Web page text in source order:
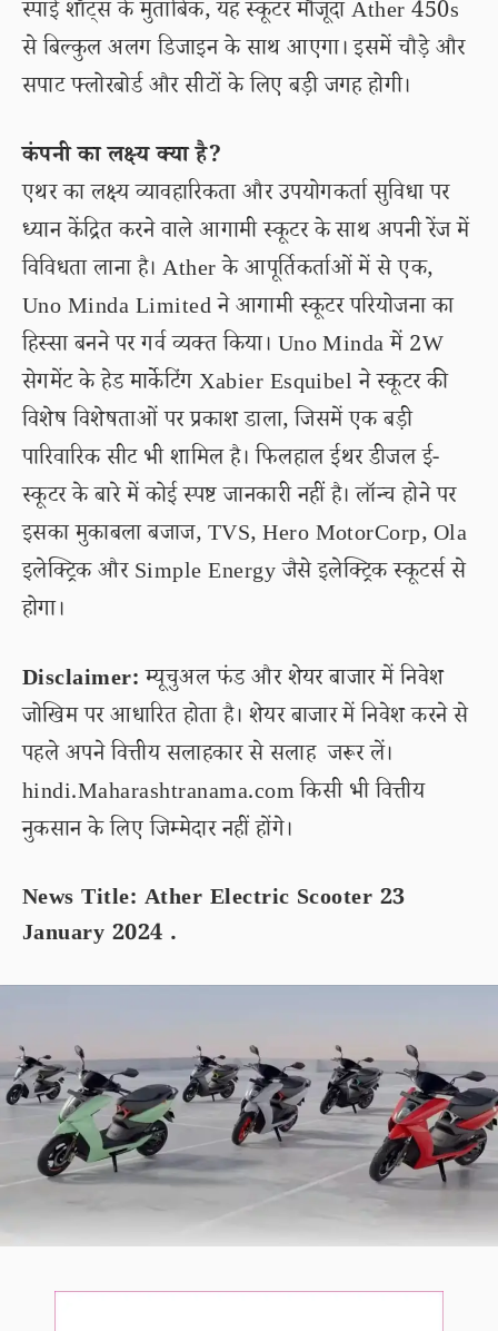
स्पाई शॉट्स के मुताबिक, यह स्कूटर मौजूदा Ather 450s
से बिल्कुल अलग डिजाइन के साथ आएगा। इसमें चौड़े और
सपाट फ्लोरबोर्ड और सीटों के लिए बड़ी जगह होगी।
कंपनी का लक्ष्य क्या है?
एथर का लक्ष्य व्यावहारिकता और उपयोगकर्ता सुविधा पर
ध्यान केंद्रित करने वाले आगामी स्कूटर के साथ अपनी रेंज में
विविधता लाना है। Ather के आपूर्तिकर्ताओं में से एक,
Uno Minda Limited ने आगामी स्कूटर परियोजना का
हिस्सा बनने पर गर्व व्यक्त किया। Uno Minda में 2W
सेगमेंट के हेड मार्केटिंग Xabier Esquibel ने स्कूटर की
विशेष विशेषताओं पर प्रकाश डाला, जिसमें एक बड़ी
पारिवारिक सीट भी शामिल है। फिलहाल ईथर डीजल ई-
स्कूटर के बारे में कोई स्पष्ट जानकारी नहीं है। लॉन्च होने पर
इसका मुकाबला बजाज, TVS, Hero MotorCorp, Ola
इलेक्ट्रिक और Simple Energy जैसे इलेक्ट्रिक स्कूटर्स से
होगा।
Disclaimer:म्यूचुअल फंड और शेयर बाजार में निवेश
जोखिम पर आधारित होता है। शेयर बाजार में निवेश करने से
पहले अपने वित्तीय सलाहकार से सलाह जरूर लें।
hindi.Maharashtranama.com किसी भी वित्तीय
नुकसान के लिए जिम्मेदार नहीं होंगे।
News Title: Ather Electric Scooter 23
January 2024 .